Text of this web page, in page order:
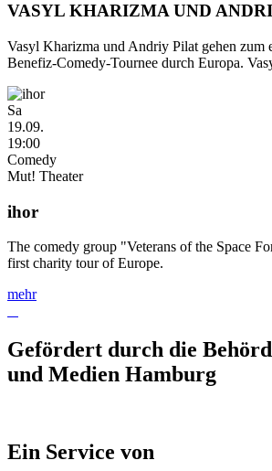
VASYL KHARIZMA UND
Vasyl Kharizma und Andriy Pilat gehen zum
Benefiz-Comedy-Tournee durch Europa.
Sa
19.09.
19:00
Comedy
Mut! Theater
ihor
The comedy group "Veterans of the Space
first charity tour of Europe.
mehr
Gefördert durch die
und Medien Hamburg
Ein Service von